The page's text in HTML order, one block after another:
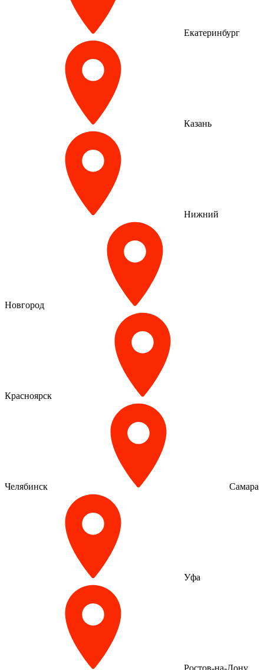
Екатеринбург
Казань
Нижний
Новгород
Красноярск
Челябинск Самара
Уфа
Ростов-на-Дону